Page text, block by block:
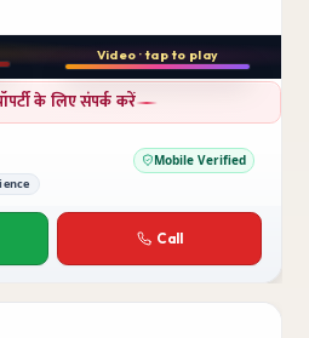
Video · tap to play
Instagram
के लिए संपर्क करें
Mobile Verified
Call